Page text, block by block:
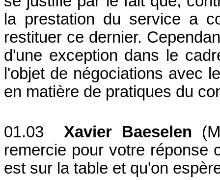
la prestation du service a
restituer ce dernier.
d'une exception dans le
l'objet de négociations avec
en matière de pratiques du
01.03 Xavier Baeselen
remercie pour votre réponse
est sur la table et qu'on